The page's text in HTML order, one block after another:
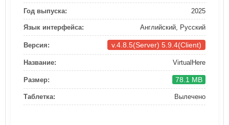
Год выпуска: 2025
Язык интерфейса: Английский, Русский
Версия: v.4.8.5(Server) 5.9.4(Client)
Название: VirtualHere
Размер: 78.1 MB
Таблетка: Вылечено